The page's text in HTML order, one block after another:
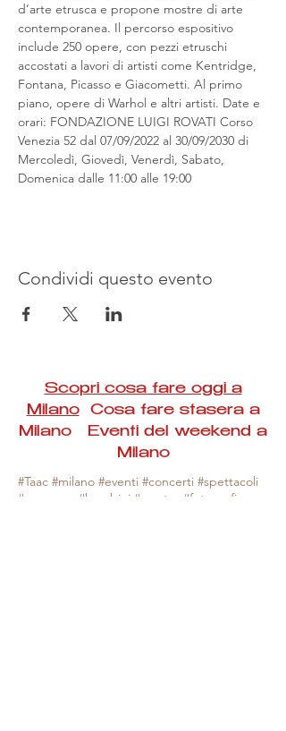
d’arte etrusca e propone mostre di arte
contemporanea. Il percorso espositivo
include 250 opere, con pezzi etruschi
accostati a lavori di artisti come Kentridge,
Fontana, Picasso e Giacometti. Al primo
piano, opere di Warhol e altri artisti. Date e
orari: FONDAZIONE LUIGI ROVATI Corso
Venezia 52 dal 07/09/2022 al 30/09/2030 di
Mercoledì, Giovedì, Venerdì, Sabato,
Domenica dalle 11:00 alle 19:00
Condividi questo evento
Scopri cosa fare oggi a
MilanoCosa fare stasera a
Milano Eventi del weekend a
Milano
#Taac #milano #eventi #concerti #spettacoli
#rassegne #bambini #mostre #fotografia